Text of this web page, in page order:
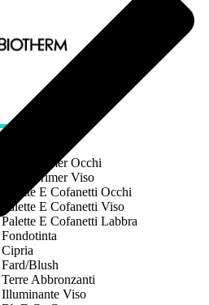
MAKE UP
Base/ Primer Occhi
Base/ Primer Viso
Palette E Cofanetti Occhi
Palette E Cofanetti Viso
Palette E Cofanetti Labbra
Fondotinta
Cipria
Fard/Blush
Terre Abbronzanti
Illuminante Viso